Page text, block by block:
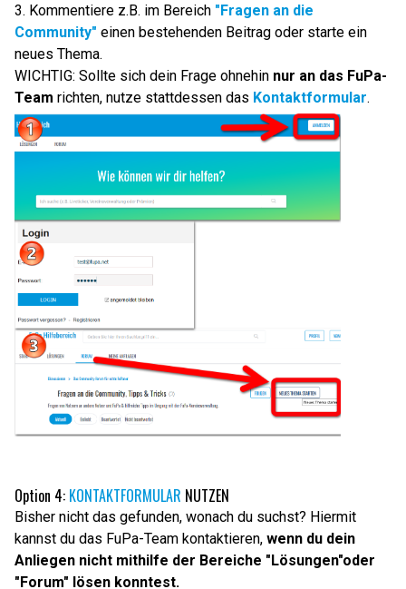
3. Kommentiere z.B. im Bereich "Fragen an die
Community" einen bestehenden Beitrag oder starte ein
neues Thema.
WICHTIG: Sollte sich dein Frage ohnehin nur an das FuPa-
Team richten, nutze stattdessen das Kontaktformular.
Option 4: KONTAKTFORMULAR NUTZEN
Bisher nicht das gefunden, wonach du suchst? Hiermit
kannst du das FuPa-Team kontaktieren, wenn du dein
Anliegen nicht mithilfe der Bereiche "Lösungen"oder
"Forum" lösen konntest.